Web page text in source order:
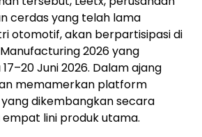
cerdas yang telah lama
otomotif, akan berpartisipasi di
2026 yang
Juni 2026. Dalam ajang
memamerkan platform
dikembangkan secara
lini produk utama.